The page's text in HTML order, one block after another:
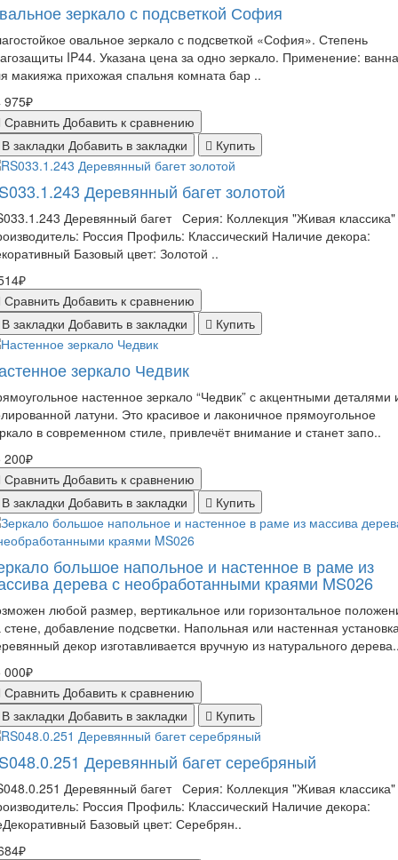
зеркало с подсветкой София
овальное зеркало с подсветкой «София». Степень
IP44. Указана цена за одно зеркало. Применение:
макияжа прихожая спальня комната бар ..
975₽
Сравнить Добавить к сравнению
закладки Добавить в закладки Купить
Деревянный багет золотой
Деревянный багет Серия: Коллекция "Живая классика"
Россия Профиль: Классический Наличие декора:
Базовый цвет: Золотой ..
Сравнить Добавить к сравнению
закладки Добавить в закладки Купить
зеркало Чедвик
настенное зеркало “Чедвик” с акцентными деталями
латуни. Это красивое и лаконичное прямоугольное
в современном стиле, привлечёт внимание и станет запо..
200₽
Сравнить Добавить к сравнению
закладки Добавить в закладки Купить
большое напольное и настенное в раме из
дерева с необработанными краями MS026
любой размер, вертикальное или горизонтальное
стене, добавление подсветки. Напольная или настенная
декор изготавливается вручную из натурального
000₽
Сравнить Добавить к сравнению
закладки Добавить в закладки Купить
Деревянный багет серебряный
Деревянный багет Серия: Коллекция "Живая классика"
Россия Профиль: Классический Наличие декора:
Базовый цвет: Серебрян..